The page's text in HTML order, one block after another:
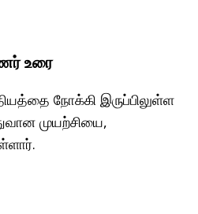
உரை
நோக்கி இருப்பிலுள்ள
முயற்சியை,